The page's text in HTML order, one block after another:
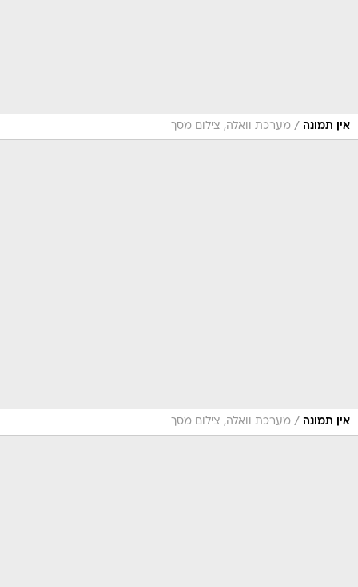
אין תמונה / מערכת וואלה, צילום מסך
אין תמונה / מערכת וואלה, צילום מסך